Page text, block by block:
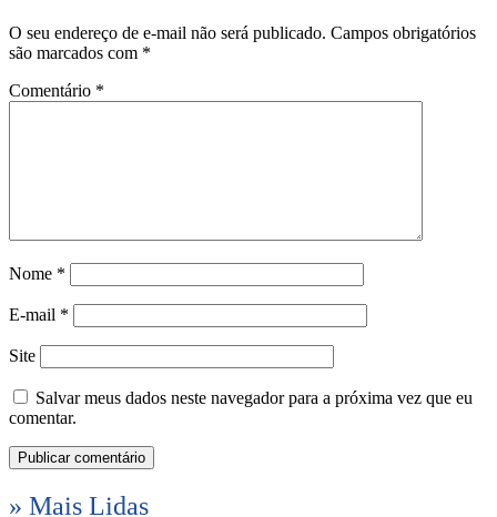
O seu endereço de e-mail não será publicado. Campos obrigatórios
são marcados com *
Comentário *
Nome *
E-mail *
Site
Salvar meus dados neste navegador para a próxima vez que eu
comentar.
» Mais Lidas